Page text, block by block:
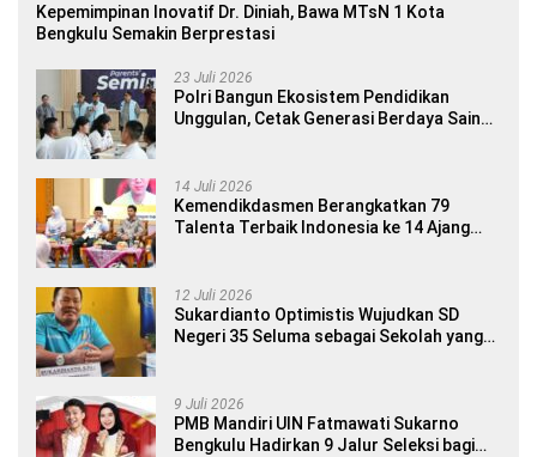
Kepemimpinan Inovatif Dr. Diniah, Bawa MTsN 1 Kota
Bengkulu Semakin Berprestasi
23 Juli 2026
Polri Bangun Ekosistem Pendidikan
Unggulan, Cetak Generasi Berdaya Saing
14 Juli 2026
Kemendikdasmen Berangkatkan 79
Talenta Terbaik Indonesia ke 14 Ajang
12 Juli 2026
Sukardianto Optimistis Wujudkan SD
Negeri 35 Seluma sebagai Sekolah yang
9 Juli 2026
PMB Mandiri UIN Fatmawati Sukarno
Bengkulu Hadirkan 9 Jalur Seleksi bagi